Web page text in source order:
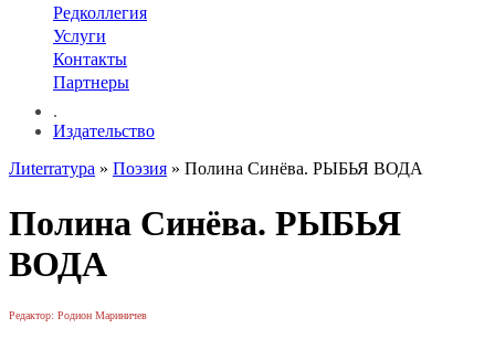
Редколлегия
Услуги
Контакты
Партнеры
.
Издательство
Лиterraтура » Поэзия » Полина Синёва. РЫБЬЯ ВОДА
Полина Синёва. РЫБЬЯ
ВОДА
Редактор: Родион Мариничев